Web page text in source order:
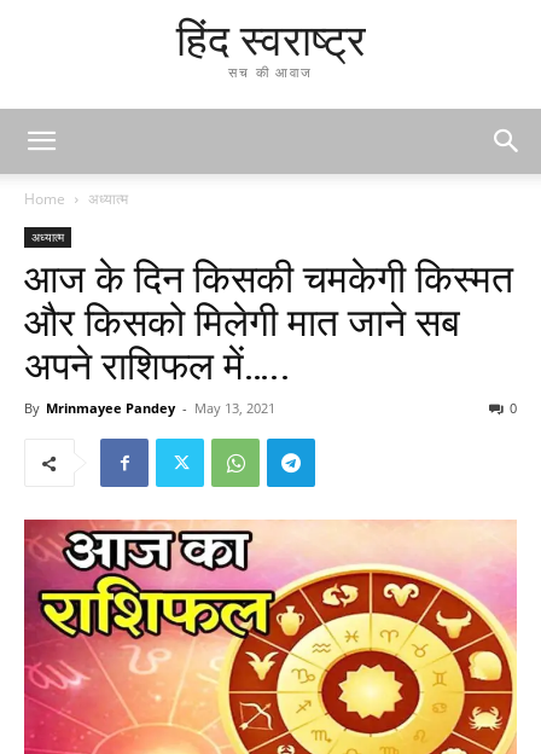
हिंद स्वराष्ट्र
सच की आवाज
Home अध्यात्म
अध्यात्म
आज के दिन किसकी चमकेगी किस्मत
और किसको मिलेगी मात जाने सब
अपने राशिफल में…..
By Mrinmayee Pandey - May 13, 2021 0